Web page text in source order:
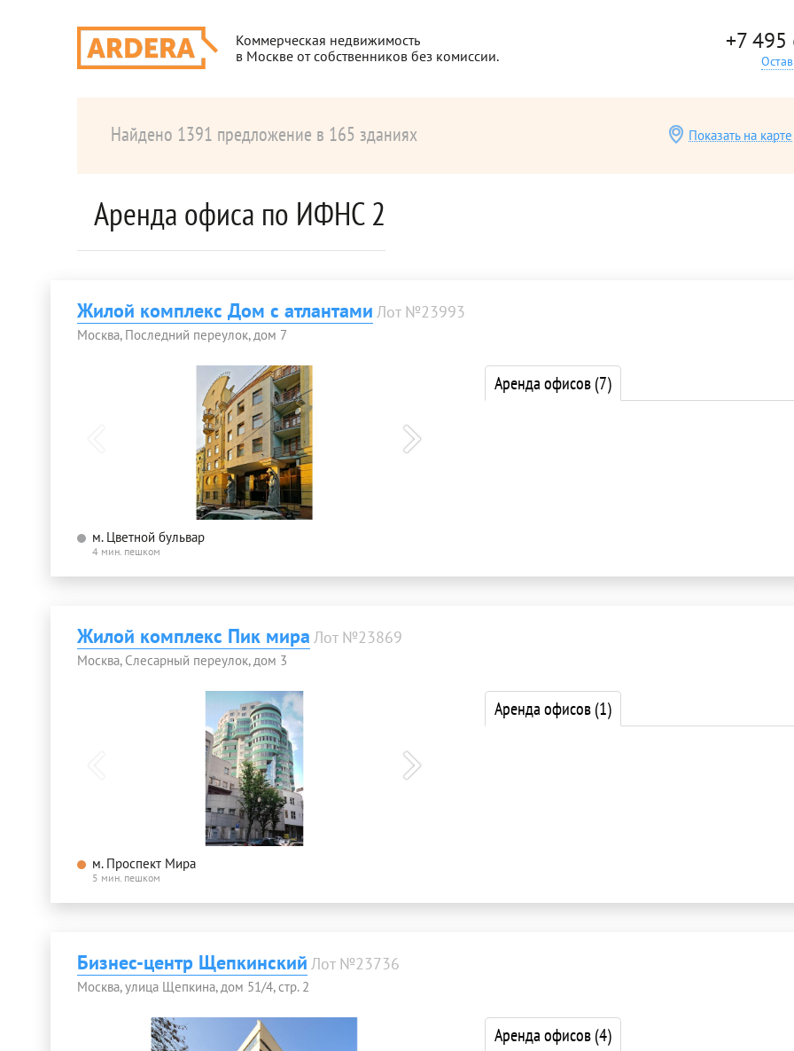
Коммерческая недвижимость
в Москве от собственников без комиссии.
+7
Найдено 1391 предложение в 165 зданиях Показать на карте
Аренда офиса по ИФНС 2
Жилой комплекс Дом с атлантами Лот №23993
Москва, Последний переулок, дом 7
м. Цветной бульвар
4 мин. пешком
Аренда офисов(7)
Жилой комплекс Пик мира Лот №23869
Москва, Слесарный переулок, дом 3
м. Проспект Мира
5 мин. пешком
Аренда офисов(1)
Бизнес-центр Щепкинский Лот №23736
Москва, улица Щепкина, дом 51/4, стр. 2
Аренда офисов(4)